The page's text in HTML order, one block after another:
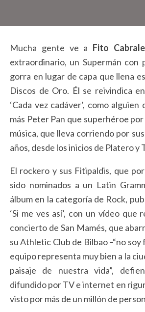
Mucha gente ve a Fito
extraordinario, un Supermán con
gorra en lugar de capa que llena
Discos de Oro. Él se reivindica
‘Cada vez cadáver’, como alguien
más Peter Pan que superhéroe
música, que lleva corriendo por
años, desde los inicios de Platero y
El rockero y sus Fitipaldis, que
sido nominados a un Latin
álbum en la categoría de Rock,
‘Si me ves así’, con un vídeo que
concierto de San Mamés, que
su Athletic Club de Bilbao –“no
equipo representa muy bien a la
paisaje de nuestra vida”,
difundido por TV e internet en
visto por más de un millón de